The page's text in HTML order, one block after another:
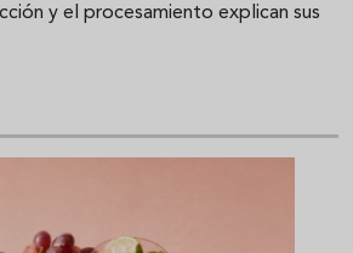
y el procesamiento explican sus